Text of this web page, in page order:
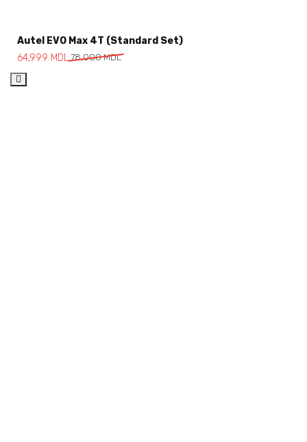
Autel EVO Max 4T (Standard Set)
78,000MDL
64,999 MDL